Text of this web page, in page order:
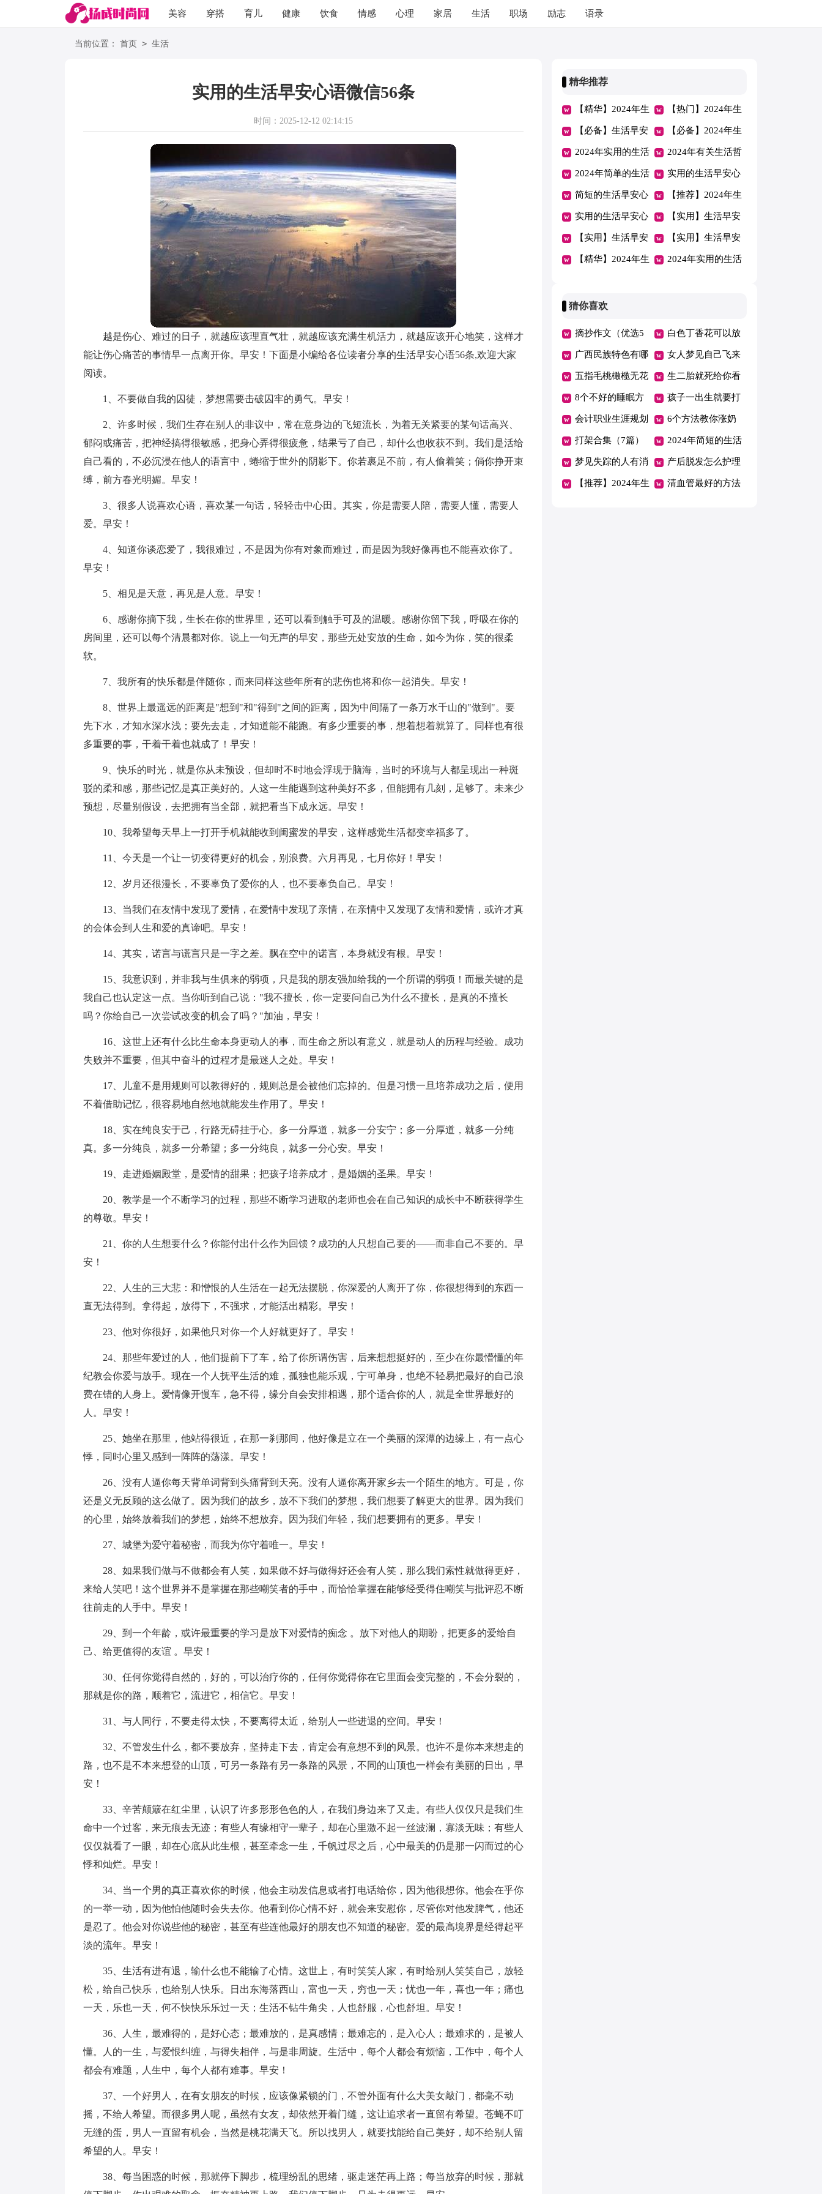
美容 穿搭 育儿 健康 饮食 情感 心理 家居 生活 职场 励志 语录
阅读
当前位置： 首页 > 生活
实用的生活早安心语微信56条
时间：2025-12-12 02:14:15
越是伤心、难过的日子，就越应该理直气壮，就越应该充满生机活力，就越应该开心地笑，这样才
能让伤心痛苦的事情早一点离开你。早安！下面是小编给各位读者分享的生活早安心语56条,欢迎大家
阅读。
1、不要做自我的囚徒，梦想需要击破囚牢的勇气。早安！
2、许多时候，我们生存在别人的非议中，常在意身边的飞短流长，为着无关紧要的某句话高兴、
郁闷或痛苦，把神经搞得很敏感，把身心弄得很疲惫，结果亏了自己，却什么也收获不到。我们是活给
自己看的，不必沉浸在他人的语言中，蜷缩于世外的阴影下。你若裹足不前，有人偷着笑；倘你挣开束
缚，前方春光明媚。早安！
3、很多人说喜欢心语，喜欢某一句话，轻轻击中心田。其实，你是需要人陪，需要人懂，需要人
爱。早安！
4、知道你谈恋爱了，我很难过，不是因为你有对象而难过，而是因为我好像再也不能喜欢你了。
早安！
5、相见是天意，再见是人意。早安！
6、感谢你摘下我，生长在你的世界里，还可以看到触手可及的温暖。感谢你留下我，呼吸在你的
房间里，还可以每个清晨都对你。说上一句无声的早安，那些无处安放的生命，如今为你，笑的很柔
软。
7、我所有的快乐都是伴随你，而来同样这些年所有的悲伤也将和你一起消失。早安！
8、世界上最遥远的距离是"想到"和"得到"之间的距离，因为中间隔了一条万水千山的"做到"。要
先下水，才知水深水浅；要先去走，才知道能不能跑。有多少重要的事，想着想着就算了。同样也有很
多重要的事，干着干着也就成了！早安！
9、快乐的时光，就是你从未预设，但却时不时地会浮现于脑海，当时的环境与人都呈现出一种斑
驳的柔和感，那些记忆是真正美好的。人这一生能遇到这种美好不多，但能拥有几刻，足够了。未来少
预想，尽量别假设，去把拥有当全部，就把看当下成永远。早安！
10、我希望每天早上一打开手机就能收到闺蜜发的早安，这样感觉生活都变幸福多了。
11、今天是一个让一切变得更好的机会，别浪费。六月再见，七月你好！早安！
12、岁月还很漫长，不要辜负了爱你的人，也不要辜负自己。早安！
13、当我们在友情中发现了爱情，在爱情中发现了亲情，在亲情中又发现了友情和爱情，或许才真
的会体会到人生和爱的真谛吧。早安！
14、其实，诺言与谎言只是一字之差。飘在空中的诺言，本身就没有根。早安！
15、我意识到，并非我与生俱来的弱项，只是我的朋友强加给我的一个所谓的弱项！而最关键的是
我自己也认定这一点。当你听到自己说："我不擅长，你一定要问自己为什么不擅长，是真的不擅长
吗？你给自己一次尝试改变的机会了吗？"加油，早安！
16、这世上还有什么比生命本身更动人的事，而生命之所以有意义，就是动人的历程与经验。成功
失败并不重要，但其中奋斗的过程才是最迷人之处。早安！
17、儿童不是用规则可以教得好的，规则总是会被他们忘掉的。但是习惯一旦培养成功之后，便用
不着借助记忆，很容易地自然地就能发生作用了。早安！
18、实在纯良安于己，行路无碍挂于心。多一分厚道，就多一分安宁；多一分厚道，就多一分纯
真。多一分纯良，就多一分希望；多一分纯良，就多一分心安。早安！
19、走进婚姻殿堂，是爱情的甜果；把孩子培养成才，是婚姻的圣果。早安！
20、教学是一个不断学习的过程，那些不断学习进取的老师也会在自己知识的成长中不断获得学生
的尊敬。早安！
21、你的人生想要什么？你能付出什么作为回馈？成功的人只想自己要的――而非自己不要的。早
安！
22、人生的三大悲：和憎恨的人生活在一起无法摆脱，你深爱的人离开了你，你很想得到的东西一
直无法得到。拿得起，放得下，不强求，才能活出精彩。早安！
23、他对你很好，如果他只对你一个人好就更好了。早安！
24、那些年爱过的人，他们提前下了车，给了你所谓伤害，后来想想挺好的，至少在你最懵懂的年
纪教会你爱与放手。现在一个人抚平生活的难，孤独也能乐观，宁可单身，也绝不轻易把最好的自己浪
费在错的人身上。爱情像开慢车，急不得，缘分自会安排相遇，那个适合你的人，就是全世界最好的
人。早安！
25、她坐在那里，他站得很近，在那一刹那间，他好像是立在一个美丽的深潭的边缘上，有一点心
悸，同时心里又感到一阵阵的荡漾。早安！
26、没有人逼你每天背单词背到头痛背到天亮。没有人逼你离开家乡去一个陌生的地方。可是，你
还是义无反顾的这么做了。因为我们的故乡，放不下我们的梦想，我们想要了解更大的世界。因为我们
的心里，始终放着我们的梦想，始终不想放弃。因为我们年轻，我们想要拥有的更多。早安！
27、城堡为爱守着秘密，而我为你守着唯一。早安！
28、如果我们做与不做都会有人笑，如果做不好与做得好还会有人笑，那么我们索性就做得更好，
来给人笑吧！这个世界并不是掌握在那些嘲笑者的手中，而恰恰掌握在能够经受得住嘲笑与批评忍不断
往前走的人手中。早安！
29、到一个年龄，或许最重要的学习是放下对爱情的痴念 。放下对他人的期盼，把更多的爱给自
己、给更值得的友谊 。早安！
30、任何你觉得自然的，好的，可以治疗你的，任何你觉得你在它里面会变完整的，不会分裂的，
那就是你的路，顺着它，流进它，相信它。早安！
31、与人同行，不要走得太快，不要离得太近，给别人一些进退的空间。早安！
32、不管发生什么，都不要放弃，坚持走下去，肯定会有意想不到的风景。也许不是你本来想走的
路，也不是不本来想登的山顶，可另一条路有另一条路的风景，不同的山顶也一样会有美丽的日出，早
安！
33、辛苦颠簸在红尘里，认识了许多形形色色的人，在我们身边来了又走。有些人仅仅只是我们生
命中一个过客，来无痕去无迹；有些人有缘相守一辈子，却在心里激不起一丝波澜，寡淡无味；有些人
仅仅就看了一眼，却在心底从此生根，甚至牵念一生，千帆过尽之后，心中最美的仍是那一闪而过的心
悸和灿烂。早安！
34、当一个男的真正喜欢你的时候，他会主动发信息或者打电话给你，因为他很想你。他会在乎你
的一举一动，因为他怕他随时会失去你。他看到你心情不好，就会来安慰你，尽管你对他发脾气，他还
是忍了。他会对你说些他的秘密，甚至有些连他最好的朋友也不知道的秘密。爱的最高境界是经得起平
淡的流年。早安！
35、生活有进有退，输什么也不能输了心情。这世上，有时笑笑人家，有时给别人笑笑自己，放轻
松，给自己快乐，也给别人快乐。日出东海落西山，富也一天，穷也一天；忧也一年，喜也一年；痛也
一天，乐也一天，何不快快乐乐过一天；生活不钻牛角尖，人也舒服，心也舒坦。早安！
36、人生，最难得的，是好心态；最难放的，是真感情；最难忘的，是入心人；最难求的，是被人
懂。人的一生，与爱恨纠缠，与得失相伴，与是非周旋。生活中，每个人都会有烦恼，工作中，每个人
都会有难题，人生中，每个人都有难事。早安！
37、一个好男人，在有女朋友的时候，应该像紧锁的门，不管外面有什么大美女敲门，都毫不动
摇，不给人希望。而很多男人呢，虽然有女友，却依然开着门缝，这让追求者一直留有希望。苍蝇不叮
无缝的蛋，男人一直留有机会，当然是桃花满天飞。所以找男人，就要找能给自己美好，却不给别人留
希望的人。早安！
38、每当困惑的时候，那就停下脚步，梳理纷乱的思绪，驱走迷茫再上路；每当放弃的时候，那就
精华推荐
【精华】2024年生
活早安心语集合41
句
【热门】2024年生
活早安心语QQ摘
录57条
【必备】生活早安
心语集锦60句
【必备】2024年生
活早安心语QQ大
合集51句
2024年实用的生活
早安心语QQ合集
71句
2024年有关生活哲
理短句集合86句
2024年简单的生活
早安心语大汇总65
条
实用的生活早安心
语大合集54句
简短的生活早安心
语40条
【推荐】2024年生
活早安心语18条
实用的生活早安心
语QQ51条
【实用】生活早安
心语微信汇编41句
【实用】生活早安
心语QQ大汇总64
【实用】生活早安
心语微信集锦65条
【精华】2024年生 2024年实用的生活
猜你喜欢
摘抄作文（优选5
篇）
白色丁香花可以放
在室内养吗
广西民族特色有哪
些
女人梦见自己飞来
飞去说明什么
五指毛桃橄榄无花
果煲汤的功效
生二胎就死给你看
作文
8个不好的睡眠方
式或危及健康
孩子一出生就要打
卡介苗吗 孩子出
生后打的卡介苗是
什么
会计职业生涯规划
书15篇(精)
6个方法教你涨奶
疼痛怎么缓解
打架合集（7篇） 2024年简短的生活
早安心语QQ汇编
60条
梦见失踪的人有消
息了有什么预兆
产后脱发怎么护理
【推荐】2024年生 清血管最好的方法